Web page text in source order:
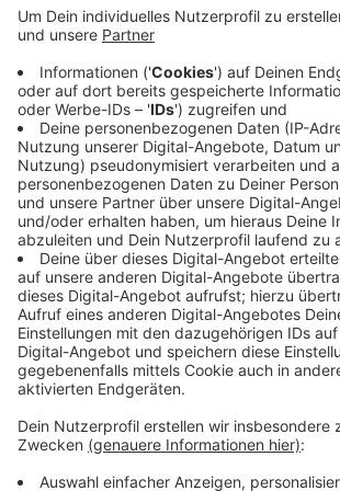
Nach Angaben der Polizei war dies
Anwohner am 25. Mai aufgefallen. Die
- etwa acht bis 10 Jahre alt - mussten
Es entstand ein Schaden von mehreren
Die Gemeinde Kranenburg hat deshalb
von 1.500 Euro für Hinweise
Tätern führen. Hinweise an die Polizei in
5040).
Anzeige
Anzeige